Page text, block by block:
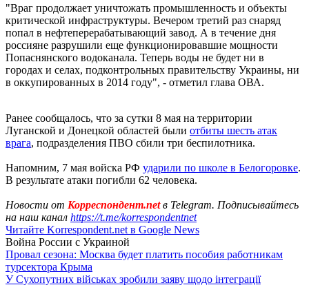
"Враг продолжает уничтожать промышленность и объекты
критической инфраструктуры. Вечером третий раз снаряд
попал в нефтеперерабатывающий завод. А в течение дня
россияне разрушили еще функционировавшие мощности
Попаснянского водоканала. Теперь воды не будет ни в
городах и селах, подконтрольных правительству Украины, ни
в оккупированных в 2014 году", - отметил глава ОВА.
Ранее сообщалось, что за сутки 8 мая на территории
Луганской и Донецкой областей были отбиты шесть атак
врага, подразделения ПВО сбили три беспилотника.
Напомним, 7 мая войска РФ ударили по школе в Белогоровке.
В результате атаки погибли 62 человека.
Новости от Корреспондент.netв Telegram. Подписывайтесь
на наш канал https://t.me/korrespondentnet
Читайте Korrespondent.net в Google News
Война России с Украиной
Провал сезона: Москва будет платить пособия работникам
турсектора Крыма
У Сухопутних військах зробили заяву щодо інтеграції